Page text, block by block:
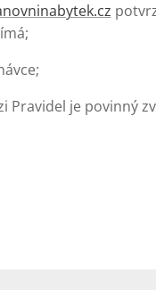
je povinný